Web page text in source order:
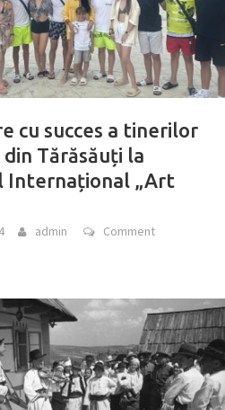
cu succes a tinerilor
Tărăsăuți la
Internațional „Art
admin Comment